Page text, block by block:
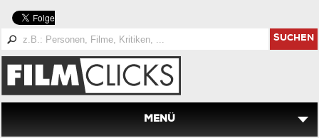
SUCHEN
MENÜ